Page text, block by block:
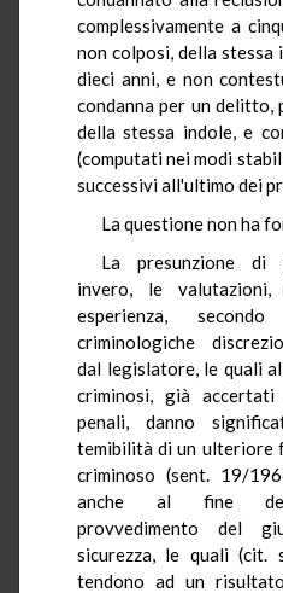
complessivamente a
non colposi, della stessa
dieci anni, e non
condanna per un delitto,
della stessa indole, e
(computati nei modi
successivi all'ultimo dei
La questione non ha
La presunzione di
invero, le valutazioni,
esperienza,
criminologiche
dal legislatore, le quali
criminosi, già
penali, danno
temibilità di un ulteriore
criminoso (sent. 19/
anche al fine
provvedimento del
sicurezza, le quali (cit.
tendono ad un